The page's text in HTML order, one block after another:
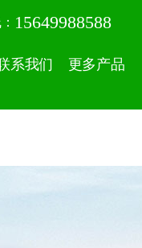
15649988588
系我们 更多产品